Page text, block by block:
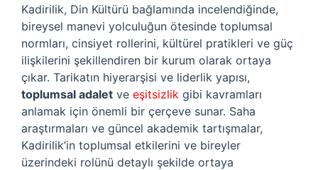
Kadirilik, Din Kültürü bağlamında incelendiğinde,
bireysel manevi yolculuğun ötesinde toplumsal
normları, cinsiyet rollerini, kültürel pratikleri ve güç
ilişkilerini şekillendiren bir kurum olarak ortaya
çıkar. Tarikatın hiyerarşisi ve liderlik yapısı,
toplumsal adalet ve eşitsizlik gibi kavramları
anlamak için önemli bir çerçeve sunar. Saha
araştırmaları ve güncel akademik tartışmalar,
Kadirilik’in toplumsal etkilerini ve bireyler
üzerindeki rolünü detaylı şekilde ortaya